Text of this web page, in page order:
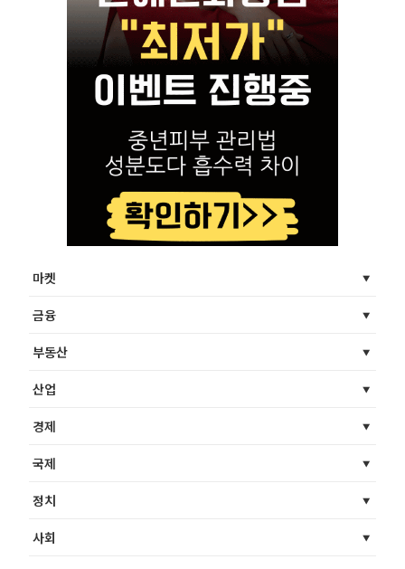
마켓
금융
부동산
산업
경제
국제
정치
사회